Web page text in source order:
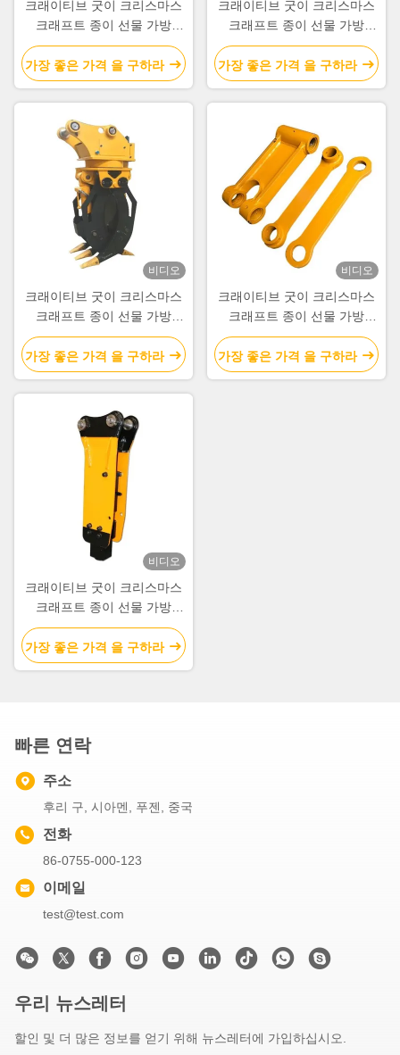
크래이티브 굿이 크리스마스
크래프트 종이 선물 가방
Xmas 장식 파티에 자신의 로
고와
가장 좋은 가격 을 구하라
크래이티브 굿이 크리스마스
크래프트 종이 선물 가방
Xmas 장식 파티에 자신의 로
고와
가장 좋은 가격 을 구하라
비디오
크래이티브 굿이 크리스마스
크래프트 종이 선물 가방
Xmas 장식 파티에 자신의 로
고와
가장 좋은 가격 을 구하라
비디오
크래이티브 굿이 크리스마스
크래프트 종이 선물 가방
Xmas 장식 파티에 자신의 로
고와
가장 좋은 가격 을 구하라
비디오
크래이티브 굿이 크리스마스
크래프트 종이 선물 가방
Xmas 장식 파티에 자신의 로
고와
가장 좋은 가격 을 구하라
빠른 연락
주소
후리 구, 시아멘, 푸젠, 중국
전화
86-0755-000-123
이메일
test@test.com
우리 뉴스레터
할인 및 더 많은 정보를 얻기 위해 뉴스레터에 가입하십시오.